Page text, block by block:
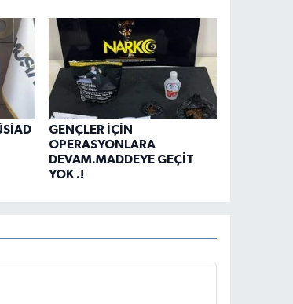
GENÇLER İÇİN
OPERASYONLARA
DEVAM.MADDEYE GEÇİT
YOK .!